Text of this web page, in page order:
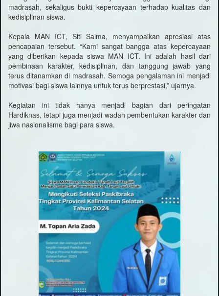
madrasah, sekaligus bukti kepercayaan terhadap kualitas dan
kedisiplinan siswa.
Kepala MAN ICT, Siti Salma, menyampaikan apresiasi atas
pencapaian tersebut. “Kami sangat bangga atas kepercayaan
yang diberikan kepada siswa MAN ICT. Ini adalah hasil dari
pembinaan karakter, kedisiplinan, dan tanggung jawab yang
terus ditanamkan di madrasah. Semoga pengalaman ini menjadi
motivasi bagi siswa lainnya untuk terus berprestasi,” ujarnya.
Kegiatan ini tidak hanya menjadi bagian dari peringatan
Hardiknas, tetapi juga menjadi wadah pembentukan karakter dan
jiwa nasionalisme bagi para siswa.